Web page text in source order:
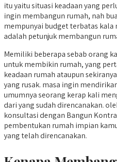
itu yaitu situasi keadaan yang
ingin membangun rumah, nah
mempunyai budget terbatas kala
adalah petunjuk membangun
Memiliki beberapa sebab orang
untuk membikin rumah, yang
keadaan rumah ataupun
yang rusak. masa ingin
umumnya seorang kerap kali
dari yang sudah direncanakan.
konsultasi dengan Bangun
pembentukan rumah impian
yang telah direncanakan.